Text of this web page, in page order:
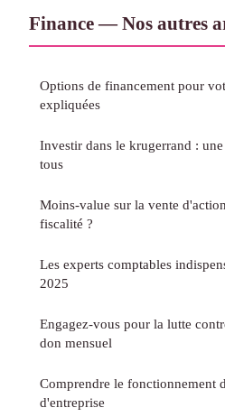
Finance — Nos autres
Options de financement pour
expliquées
Investir dans le krugerrand :
tous
Moins-value sur la vente
fiscalité ?
Les experts comptables
2025
Engagez-vous pour la lutte
don mensuel
Comprendre le fonctionnement
d'entreprise